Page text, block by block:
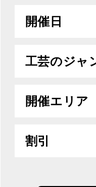
開催日
工芸のジャ
開催エリア
割引